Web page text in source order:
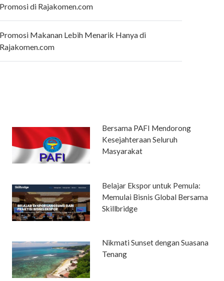
di Rajakomen.com
Makanan Lebih Menarik Hanya di
Bersama PAFI Mendorong
Kesejahteraan Seluruh
Masyarakat
Belajar Ekspor untuk Pemula:
Memulai Bisnis Global Bersama
Skillbridge
Nikmati Sunset dengan Suasana
Tenang